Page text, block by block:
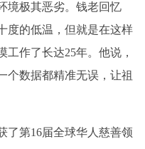
境极其恶劣。钱老回忆
度的低温，但就是在这样
作了长达25年。他说，
个数据都精准无误，让祖
了第16届全球华人慈善领